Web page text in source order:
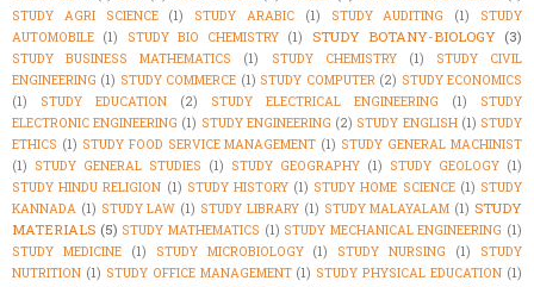
STUDY AGRI SCIENCE
(1) STUDY ARABIC (1) STUDY AUDITING (1)
STUDY
AUTOMOBILE (1) STUDY BIO CHEMISTRY (1) STUDY BOTANY-BIOLOGY (3)
STUDY BUSINESS MATHEMATICS (1) STUDY CHEMISTRY (1)
STUDY CIVIL
ENGINEERING (1) STUDY COMMERCE (1) STUDY COMPUTER (2) STUDY ECONOMICS
(1)
STUDY EDUCATION (2) STUDY ELECTRICAL ENGINEERING (1)
STUDY
ELECTRONIC ENGINEERING (1) STUDY ENGINEERING (2) STUDY ENGLISH (1) STUDY
ETHICS (1) STUDY FOOD SERVICE MANAGEMENT (1) STUDY GENERAL MACHINIST
(1) STUDY GENERAL STUDIES (1) STUDY GEOGRAPHY (1) STUDY GEOLOGY (1)
STUDY HINDU RELIGION (1) STUDY HISTORY (1) STUDY HOME SCIENCE (1) STUDY
KANNADA (1) STUDY LAW (1) STUDY LIBRARY (1) STUDY MALAYALAM (1) STUDY
MATERIALS (5) STUDY MATHEMATICS (1) STUDY MECHANICAL ENGINEERING (1)
STUDY MEDICINE
(1) STUDY MICROBIOLOGY (1) STUDY NURSING (1)
STUDY
NUTRITION (1) STUDY OFFICE MANAGEMENT (1) STUDY PHYSICAL EDUCATION (1)